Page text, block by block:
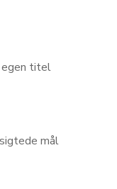
egen titel
mål